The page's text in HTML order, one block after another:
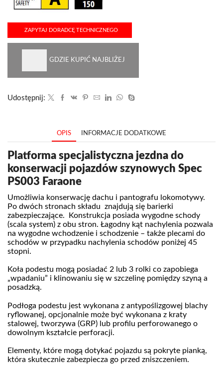
ZAPYTAJ DORADCĘ TECHNICZNEGO
GDZIE KUPIĆ NAJBLIŻEJ
Udostępnij:
OPIS INFORMACJE DODATKOWE
Platforma specjalistyczna jezdna do
konserwacji pojazdów szynowych Spec
PS003 Faraone
Umożliwia konserwację dachu i pantografu lokomotywy.
Po dwóch stronach składu znajdują się barierki
zabezpieczające. Konstrukcja posiada wygodne schody
(scala system) z obu stron. Łagodny kąt nachylenia pozwala
na wygodne wchodzenie i schodzenie – także plecami do
schodów w przypadku nachylenia schodów poniżej 45
stopni.
Koła podestu mogą posiadać 2 lub 3 rolki co zapobiega
„wpadaniu” i klinowaniu się w szczelinę pomiędzy szyną a
posadzką.
Podłoga podestu jest wykonana z antypoślizgowej blachy
ryflowanej, opcjonalnie może być wykonana z kraty
stalowej, tworzywa (GRP) lub profilu perforowanego o
dowolnym kształcie perforacji.
Elementy, które mogą dotykać pojazdu są pokryte pianką,
która skutecznie zabezpiecza go przed zniszczeniem.